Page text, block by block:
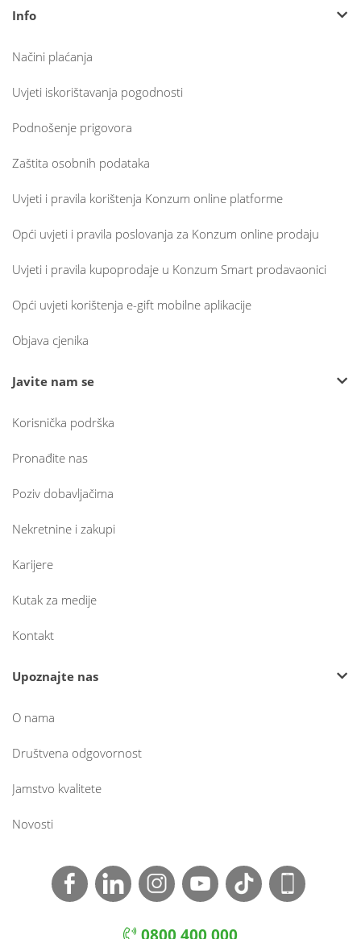
Info
Načini plaćanja
Uvjeti iskorištavanja pogodnosti
Podnošenje prigovora
Zaštita osobnih podataka
Uvjeti i pravila korištenja Konzum online platforme
Opći uvjeti i pravila poslovanja za Konzum online prodaju
Uvjeti i pravila kupoprodaje u Konzum Smart prodavaonici
Opći uvjeti korištenja e-gift mobilne aplikacije
Objava cjenika
Javite nam se
Korisnička podrška
Pronađite nas
Poziv dobavljačima
Nekretnine i zakupi
Karijere
Kutak za medije
Kontakt
Upoznajte nas
O nama
Društvena odgovornost
Jamstvo kvalitete
Novosti